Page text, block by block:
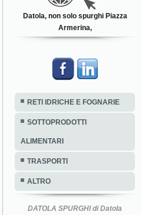
Datola, non solo spurghi Piazza
Armerina,
RETI IDRICHE E FOGNARIE
SOTTOPRODOTTI
ALIMENTARI
TRASPORTI
ALTRO
DATOLA SPURGHI di Datola